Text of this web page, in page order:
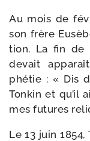
Au mois de
son frère
tion. La fin de
devait
phétie : « Dis
Tonkin et qu’il
mes futures
Le 13 juin